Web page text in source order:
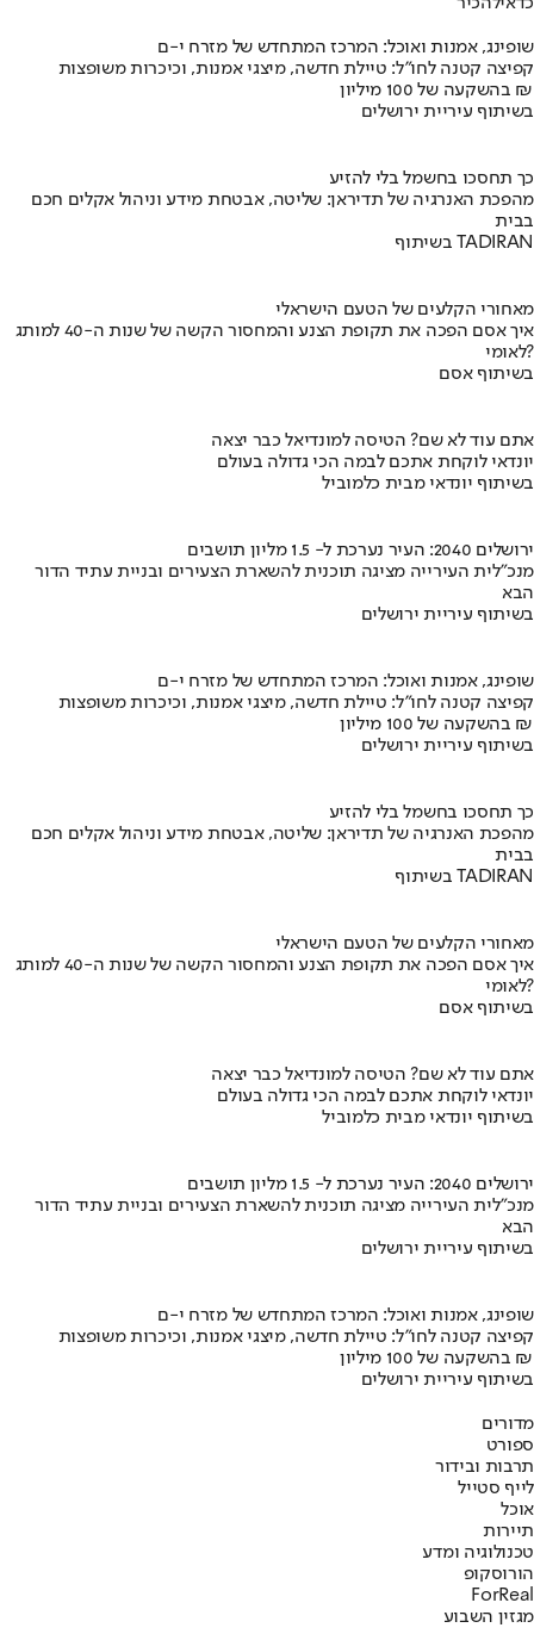
שופינג, אמנות ואוכל: המרכז המתחדש של מזרח י-ם
קפיצה קטנה לחו"ל: טיילת חדשה, מיצגי אמנות, וכיכרות משופצות
בהשקעה של 100 מיליון ₪
בשיתוף עיריית ירושלים
כך תחסכו בחשמל בלי להזיע
מהפכת האנרגיה של תדיראן: שליטה, אבטחת מידע וניהול אקלים חכם
בבית
בשיתוף TADIRAN
מאחורי הקלעים של הטעם הישראלי
איך אסם הפכה את תקופת הצנע והמחסור הקשה של שנות ה-40 למותג
לאומי?
בשיתוף אסם
אתם עוד לא שם? הטיסה למונדיאל כבר יצאה
יונדאי לוקחת אתכם לבמה הכי גדולה בעולם
בשיתוף יונדאי מבית כלמוביל
ירושלים 2040: העיר נערכת ל- 1.5 מליון תושבים
מנכ"לית העירייה מציגה תוכנית להשארת הצעירים ובניית עתיד הדור
הבא
בשיתוף עיריית ירושלים
שופינג, אמנות ואוכל: המרכז המתחדש של מזרח י-ם
קפיצה קטנה לחו"ל: טיילת חדשה, מיצגי אמנות, וכיכרות משופצות
בהשקעה של 100 מיליון ₪
בשיתוף עיריית ירושלים
כך תחסכו בחשמל בלי להזיע
מהפכת האנרגיה של תדיראן: שליטה, אבטחת מידע וניהול אקלים חכם
בבית
בשיתוף TADIRAN
מאחורי הקלעים של הטעם הישראלי
איך אסם הפכה את תקופת הצנע והמחסור הקשה של שנות ה-40 למותג
לאומי?
בשיתוף אסם
אתם עוד לא שם? הטיסה למונדיאל כבר יצאה
יונדאי לוקחת אתכם לבמה הכי גדולה בעולם
בשיתוף יונדאי מבית כלמוביל
ירושלים 2040: העיר נערכת ל- 1.5 מליון תושבים
מנכ"לית העירייה מציגה תוכנית להשארת הצעירים ובניית עתיד הדור
הבא
בשיתוף עיריית ירושלים
שופינג, אמנות ואוכל: המרכז המתחדש של מזרח י-ם
קפיצה קטנה לחו"ל: טיילת חדשה, מיצגי אמנות, וכיכרות משופצות
בהשקעה של 100 מיליון ₪
בשיתוף עיריית ירושלים
מדורים
ספורט
תרבות ובידור
לייף סטייל
אוכל
תיירות
טכנולוגיה ומדע
הורוסקופ
ForReal
מגזין השבוע